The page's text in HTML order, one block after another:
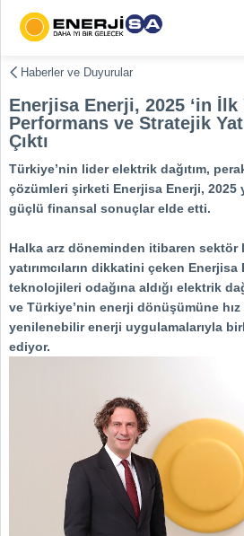
Haberler ve Duyurular
Enerjisa Enerji, 2025 ‘in İlk
Performans ve Stratejik
Çıktı
Türkiye’nin lider elektrik dağıtım,
çözümleri şirketi Enerjisa Enerji, 2025
güçlü finansal sonuçlar elde etti.
Halka arz döneminden itibaren sektör
yatırımcıların dikkatini çeken
teknolojileri odağına aldığı elektrik
ve Türkiye’nin enerji dönüşümüne hız
yenilenebilir enerji uygulamalarıyla
ediyor.